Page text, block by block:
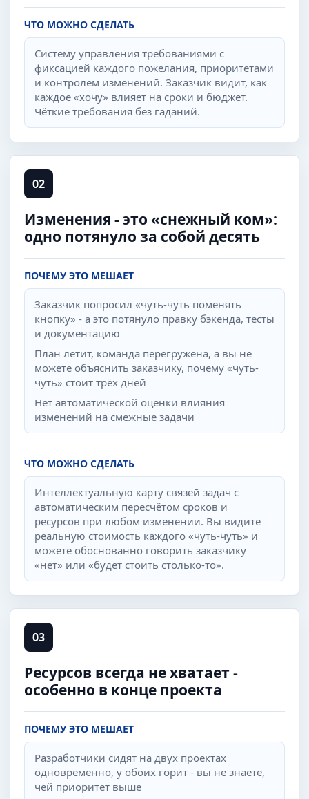
ЧТО МОЖНО СДЕЛАТЬ
Систему управления требованиями с
фиксацией каждого пожелания, приоритетами
и контролем изменений. Заказчик видит, как
каждое «хочу» влияет на сроки и бюджет.
Чёткие требования без гаданий.
02
Изменения - это «снежный ком»:
одно потянуло за собой десять
ПОЧЕМУ ЭТО МЕШАЕТ
Заказчик попросил «чуть-чуть поменять
кнопку» - а это потянуло правку бэкенда, тесты
и документацию
План летит, команда перегружена, а вы не
можете объяснить заказчику, почему «чуть-
чуть» стоит трёх дней
Нет автоматической оценки влияния
изменений на смежные задачи
ЧТО МОЖНО СДЕЛАТЬ
Интеллектуальную карту связей задач с
автоматическим пересчётом сроков и
ресурсов при любом изменении. Вы видите
реальную стоимость каждого «чуть-чуть» и
можете обоснованно говорить заказчику
«нет» или «будет стоить столько-то».
03
Ресурсов всегда не хватает -
особенно в конце проекта
ПОЧЕМУ ЭТО МЕШАЕТ
Разработчики сидят на двух проектах
одновременно, у обоих горит - вы не знаете,
чей приоритет выше